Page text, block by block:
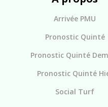
Arrivée PMU
Pronostic Quinté
Pronostic Quinté
Pronostic Quinté
Social Turf